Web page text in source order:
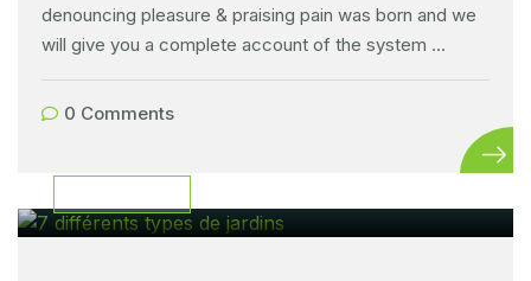
denouncing pleasure & praising pain was born and we
will give you a complete account of the system …
0 Comments